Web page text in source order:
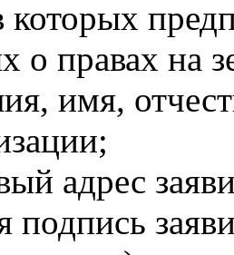
которых
о правах на
имя,
адрес
подпись